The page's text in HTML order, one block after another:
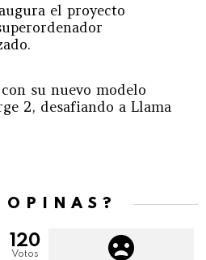
el proyecto
su nuevo modelo
2, desafiando a Llama
OPINAS?
120
Votos